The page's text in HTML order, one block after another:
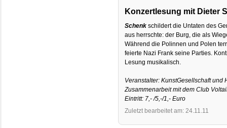
Konzertlesung mit Dieter
Schenk schildert die Untaten des
aus herrschte: der Burg, die als
Während die Polinnen und Polen
feierte Nazi Frank seine Parties.
Lesung musikalisch.
Veranstalter: KunstGesellschaft und
Zusammenarbeit mit dem Club
Eintritt: 7,- /5,-/1,- Euro
Zuletzt bearbeitet am: 24.11.11